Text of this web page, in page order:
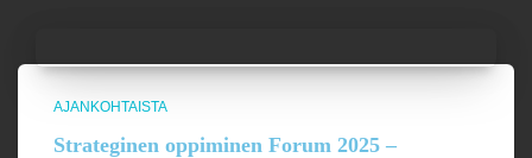
AJANKOHTAISTA
Strateginen oppiminen Forum 2025 –